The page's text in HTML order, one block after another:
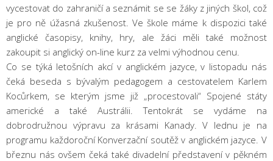
vycestovat do zahraničí a seznámit se se žáky z jiných škol, což
je pro ně úžasná zkušenost. Ve škole máme k dispozici také
anglické časopisy, knihy, hry, ale žáci měli také možnost
zakoupit si anglický on-line kurz za velmi výhodnou cenu.
Co se týká letošních akcí v anglickém jazyce, v listopadu nás
čeká beseda s bývalým pedagogem a cestovatelem Karlem
Kocůrkem, se kterým jsme již „procestovali“ Spojené státy
americké a také Austrálii. Tentokrát se vydáme na
dobrodružnou výpravu za krásami Kanady. V lednu je na
programu každoroční Konverzační soutěž v anglickém jazyce. V
březnu nás ovšem čeká také divadelní představení v pěkném